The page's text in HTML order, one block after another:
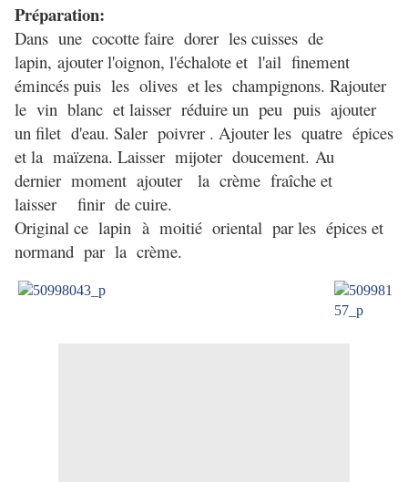
Préparation:
Dans une cocotte faire dorer les cuisses de
lapin, ajouter l'oignon, l'échalote et l'ail finement
émincés puis les olives et les champignons. Rajouter
le vin blanc et laisser réduire un peu puis ajouter
un filet d'eau. Saler poivrer . Ajouter les quatre épices
et la maïzena. Laisser mijoter doucement. Au
dernier moment ajouter la crème fraîche et
laisser finir de cuire.
Original ce lapin à moitié oriental par les épices et
normand par la crème.